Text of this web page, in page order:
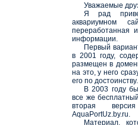
Уважаемые
Я рад
аквариумном
переработанная
информации.
Первый
в 2001 году,
размещен в
на это, у него
его по достоинству.
В 2003 году
все же
вторая
AquaPortUz.by.ru.
Материал,